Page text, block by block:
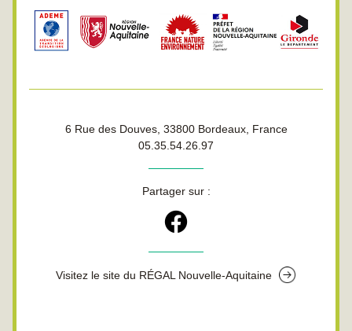
6 Rue des Douves, 33800 Bordeaux, France
05.35.54.26.97
Partager sur :
Visitez le site du RÉGAL Nouvelle-Aquitaine